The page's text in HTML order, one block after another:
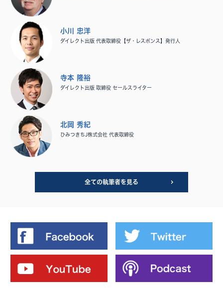
小川 忠洋
ダイレクト出版 代表取締役【ザ・レスポンス】発行人
寺本 隆裕
ダイレクト出版 取締役 セールスライター
北岡 秀紀
ひみつきちJ株式会社 代表取締役
全ての執筆者を見る